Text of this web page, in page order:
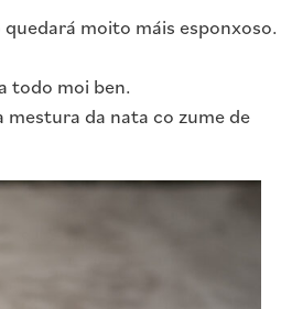
moito máis esponxoso.
todo moi ben.
mestura da nata co zume de